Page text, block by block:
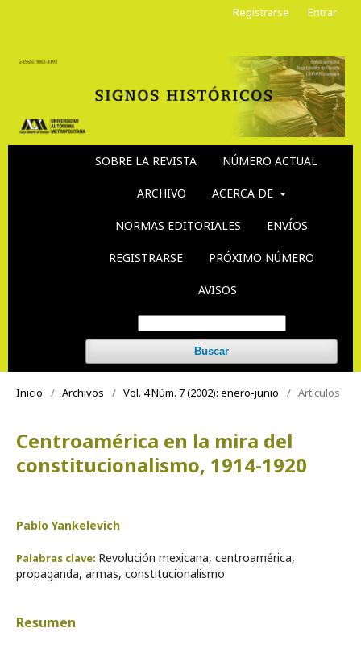
SOBRE LA REVISTA NÚMERO ACTUAL
ARCHIVO ACERCA DE
NORMAS EDITORIALES ENVÍOS
REGISTRARSE PRÓXIMO NÚMERO
AVISOS
Buscar
Registrarse Entrar
Inicio / Archivos / Vol. 4 Núm. 7 (2002): enero-junio / Artículos
Centroamérica en la mira del
constitucionalismo, 1914-1920
Pablo Yankelevich
Palabras clave: Revolución mexicana, centroamérica,
propaganda, armas, constitucionalismo
Resumen